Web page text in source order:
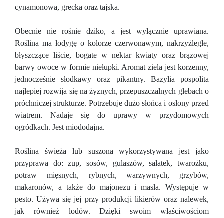
cynamonowa, grecka oraz tajska.
Obecnie nie rośnie dziko, a jest wyłącznie uprawiana.
Roślina ma łodygę o kolorze czerwonawym, nakrzyżległe,
błyszczące liście, bogate w nektar kwiaty oraz brązowej
barwy owoce w formie niełupki. Aromat ziela jest korzenny,
jednocześnie słodkawy oraz pikantny. Bazylia pospolita
najlepiej rozwija się na żyznych, przepuszczalnych glebach o
próchniczej strukturze. Potrzebuje dużo słońca i osłony przed
wiatrem. Nadaje się do uprawy w przydomowych
ogródkach. Jest miododajna.
Roślina świeża lub suszona wykorzystywana jest jako
przyprawa do: zup, sosów, gulaszów, sałatek, twarożku,
potraw mięsnych, rybnych, warzywnych, grzybów,
makaronów, a także do majonezu i masła. Występuje w
pesto. Używa się jej przy produkcji likierów oraz nalewek,
jak również lodów. Dzięki swoim właściwościom